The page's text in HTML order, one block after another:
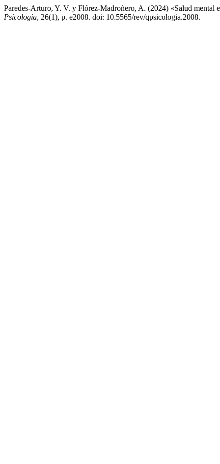
Paredes-Arturo, Y. V. y Flórez-Madroñero, A. (2024) «Salud mental
Psicologia, 26(1), p. e2008. doi: 10.5565/rev/qpsicologia.2008.